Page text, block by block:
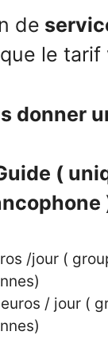
de
que le tarif
donner
(
/jour (
/ jour (